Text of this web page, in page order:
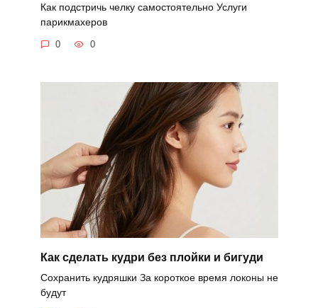
Как подстричь челку самостоятельно Услуги
парикмахеров
0 0
Как сделать кудри без плойки и бигуди
Сохранить кудряшки За короткое время локоны не
будут